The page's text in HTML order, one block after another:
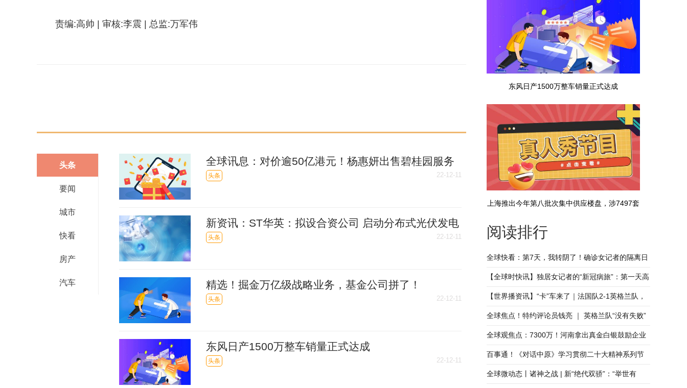
责编:高帅 | 审核:李震 | 总监:万军伟
头条
要闻
城市
快看
房产
汽车
全球讯息：对价逾50亿港元！杨惠妍出售碧桂园服务
7％股份
头条 22-12-11
新资讯：ST华英：拟设合资公司 启动分布式光伏发电
项目
头条 22-12-11
精选！掘金万亿级战略业务，基金公司拼了！
头条 22-12-11
东风日产1500万整车销量正式达成
头条 22-12-11
东风日产1500万整车销量正式达成
上海推出今年第八批次集中供应楼盘，涉7497套
阅读排行
全球快看：第7天，我转阴了！确诊女记者的隔离日
记【全球时快讯】独居女记者的“新冠病旅”：第一天高
烧至39°C，彻夜未眠
【世界播资讯】“卡”车来了｜法国队2-1英格兰队，
本届世界杯四强全部产生
全球焦点！特约评论员钱亮 ｜ 英格兰队“没有失败”
全球观焦点：7300万！河南拿出真金白银鼓励企业
出海抢订单
百事通！《对话中原》学习贯彻二十大精神系列节
目——乡村振兴 何以为范
全球微动态丨诸神之战 | 新“绝代双骄”：“举世有